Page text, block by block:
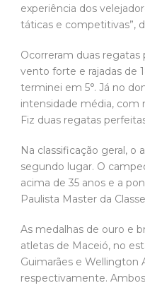
experiência dos
táticas e competitivas”,
Ocorreram duas regatas
vento forte e rajadas de
terminei em 5°. Já no
intensidade média, com
Fiz duas regatas
Na classificação geral, o
segundo lugar. O
acima de 35 anos e a
Paulista Master da
As medalhas de ouro e
atletas de Maceió, no
Guimarães e Wellington
respectivamente.